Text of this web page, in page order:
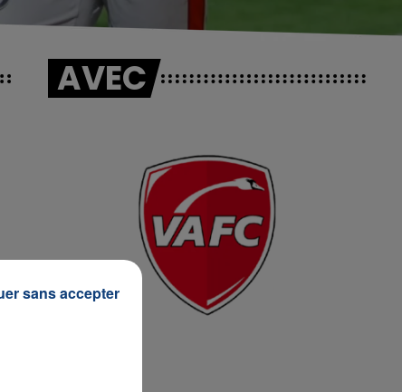
7h00 - 11h00
LA TEAM DE L'ÉTÉ
AVEC
sans accepter